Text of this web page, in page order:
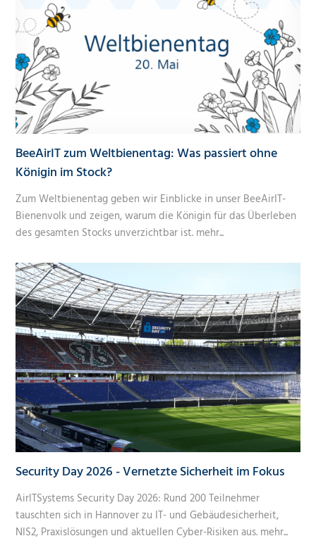
BeeAirIT zum Weltbienentag: Was passiert ohne
Königin im Stock?
Zum Weltbienentag geben wir Einblicke in unser BeeAirIT-
Bienenvolk und zeigen, warum die Königin für das Überleben
des gesamten Stocks unverzichtbar ist. mehr...
Security Day 2026 - Vernetzte Sicherheit im Fokus
AirITSystems Security Day 2026: Rund 200 Teilnehmer
tauschten sich in Hannover zu IT- und Gebäudesicherheit,
NIS2, Praxislösungen und aktuellen Cyber-Risiken aus. mehr...